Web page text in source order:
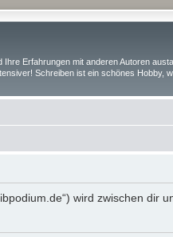
Erfahrungen mit anderen Autoren
Schreiben ist ein schönes Hobby,
wird zwischen